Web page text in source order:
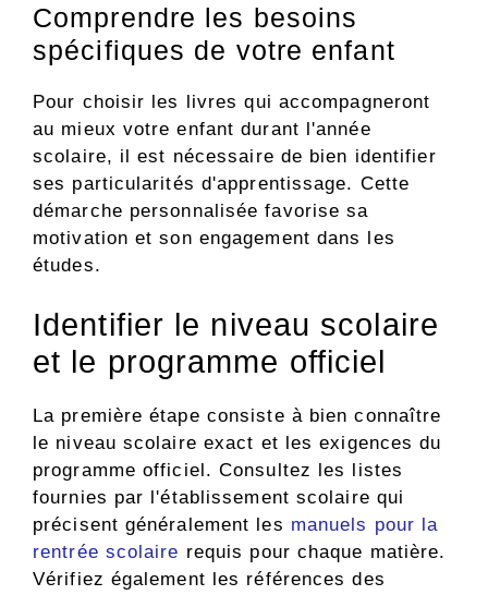
Comprendre les besoins
spécifiques de votre enfant
Pour choisir les livres qui accompagneront
au mieux votre enfant durant l'année
scolaire, il est nécessaire de bien identifier
ses particularités d'apprentissage. Cette
démarche personnalisée favorise sa
motivation et son engagement dans les
études.
Identifier le niveau scolaire
et le programme officiel
La première étape consiste à bien connaître
le niveau scolaire exact et les exigences du
programme officiel. Consultez les listes
fournies par l'établissement scolaire qui
précisent généralement les manuels pour la
rentrée scolaire requis pour chaque matière.
Vérifiez également les références des